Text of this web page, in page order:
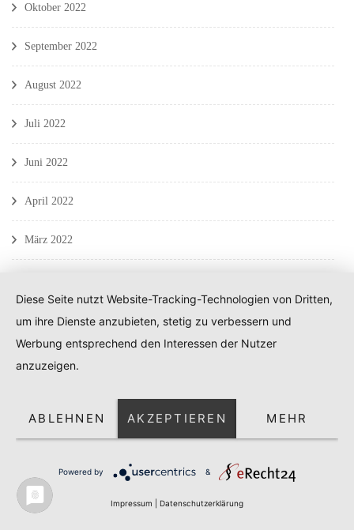
Oktober 2022
September 2022
August 2022
Juli 2022
Juni 2022
April 2022
März 2022
Januar 2022
September 2021
August 2021
Diese Seite nutzt Website-Tracking-Technologien von Dritten,
um ihre Dienste anzubieten, stetig zu verbessern und
Werbung entsprechend den Interessen der Nutzer
anzuzeigen.
ABLEHNEN AKZEPTIEREN MEHR
Powered by &
Impressum Datenschutzerklärung